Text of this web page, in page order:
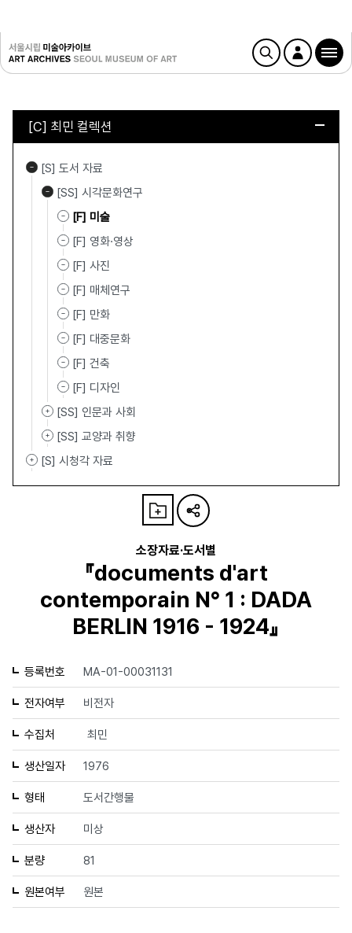
[C] 최민 컬렉션
[S] 도서 자료
[SS] 시각문화연구
[F] 미술
[F] 영화·영상
[F] 사진
[F] 매체연구
[F] 만화
[F] 대중문화
[F] 건축
[F] 디자인
[SS] 인문과 사회
[SS] 교양과 취향
[S] 시청각 자료
소장자료·도서별
『documents d'art
contemporain N° 1 : DADA
BERLIN 1916 - 1924』
등록번호 MA-01-00031131
전자여부 비전자
수집처 최민
생산일자 1976
형태 도서간행물
생산자 미상
분량 81
원본여부 원본